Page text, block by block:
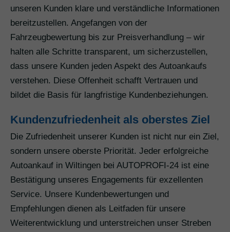
unseren Kunden klare und verständliche Informationen
bereitzustellen. Angefangen von der
Fahrzeugbewertung bis zur Preisverhandlung – wir
halten alle Schritte transparent, um sicherzustellen,
dass unsere Kunden jeden Aspekt des Autoankaufs
verstehen. Diese Offenheit schafft Vertrauen und
bildet die Basis für langfristige Kundenbeziehungen.
Kundenzufriedenheit als oberstes Ziel
Die Zufriedenheit unserer Kunden ist nicht nur ein Ziel,
sondern unsere oberste Priorität. Jeder erfolgreiche
Autoankauf in Wiltingen bei AUTOPROFI-24 ist eine
Bestätigung unseres Engagements für exzellenten
Service. Unsere Kundenbewertungen und
Empfehlungen dienen als Leitfaden für unsere
Weiterentwicklung und unterstreichen unser Streben